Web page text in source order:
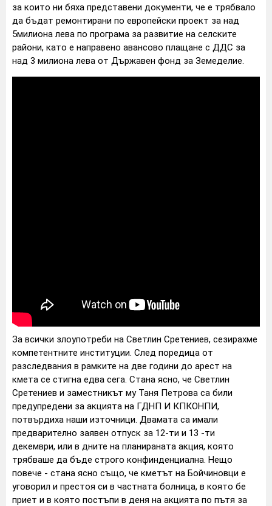
за които ни бяха представени документи, че е трябвало
да бъдат ремонтирани по европейски проект за над
5милиона лева по програма за развитие на селските
райони, като е направено авансово плащане с ДДС за
над 3 милиона лева от Държавен фонд за Земеделие.
За всички злоупотреби на Светлин Сретениев, сезирахме
компетентните институции. След поредица от
разследвания в рамките на две години до арест на
кмета се стигна едва сега. Стана ясно, че Светлин
Сретениев и заместникът му Таня Петрова са били
предупредени за акцията на ГДНП И КПКОНПИ,
потвърдиха наши източници. Двамата са имали
предварително заявен отпуск за 12-ти и 13 -ти
декември, или в дните на планираната акция, която
трябваше да бъде строго конфинденциална. Нещо
повече - стана ясно също, че кметът на Бойчиновци е
уговорил и престоя си в частната болница, в която бе
приет и в която постъпи в деня на акцията по пътя за